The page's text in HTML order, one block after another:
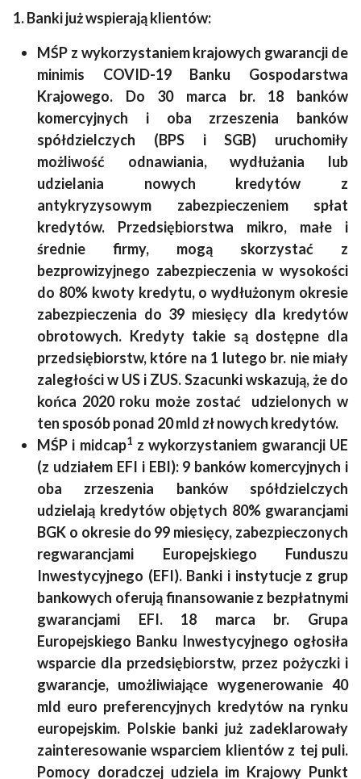
1. Banki już wspierają klientów:
MŚP z wykorzystaniem krajowych gwarancji de
minimis COVID-19 Banku Gospodarstwa
Krajowego. Do 30 marca br. 18 banków
komercyjnych i oba zrzeszenia banków
spółdzielczych (BPS i SGB) uruchomiły
możliwość odnawiania, wydłużania lub
udzielania nowych kredytów z
antykryzysowym zabezpieczeniem spłat
kredytów. Przedsiębiorstwa mikro, małe i
średnie firmy, mogą skorzystać z
bezprowizyjnego zabezpieczenia w wysokości
do 80% kwoty kredytu, o wydłużonym okresie
zabezpieczenia do 39 miesięcy dla kredytów
obrotowych. Kredyty takie są dostępne dla
przedsiębiorstw, które na 1 lutego br. nie miały
zaległości w US i ZUS. Szacunki wskazują, że do
końca 2020 roku może zostać udzielonych w
ten sposób ponad 20 mld zł nowych kredytów.
MŚP i midcap1 z wykorzystaniem gwarancji UE
(z udziałem EFI i EBI): 9 banków komercyjnych i
oba zrzeszenia banków spółdzielczych
udzielają kredytów objętych 80% gwarancjami
BGK o okresie do 99 miesięcy, zabezpieczonych
regwarancjami Europejskiego Funduszu
Inwestycyjnego (EFI). Banki i instytucje z grup
bankowych oferują finansowanie z bezpłatnymi
gwarancjami EFI. 18 marca br. Grupa
Europejskiego Banku Inwestycyjnego ogłosiła
wsparcie dla przedsiębiorstw, przez pożyczki i
gwarancje, umożliwiające wygenerowanie 40
mld euro preferencyjnych kredytów na rynku
europejskim. Polskie banki już zadeklarowały
zainteresowanie wsparciem klientów z tej puli.
Pomocy doradczej udziela im Krajowy Punkt